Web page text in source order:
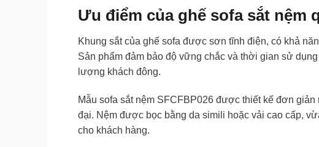
Ưu điểm của ghế sofa sắt nệm
Khung sắt của ghế sofa được sơn tĩnh điện, có khả
Sản phẩm đảm bảo độ vững chắc và thời gian sử
lượng khách đông.
Mẫu sofa sắt nệm SFCFBP026 được thiết kế đơn
đại. Nệm được bọc bằng da simili hoặc vải cao cấp,
cho khách hàng.